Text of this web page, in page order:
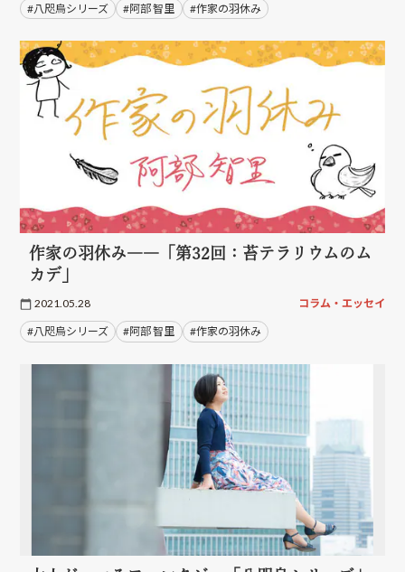
#八咫烏シリーズ #阿部 智里 #作家の羽休み
作家の羽休み――「第32回：苔テラリウムのム
カデ」
2021.05.28 コラム・エッセイ
#八咫烏シリーズ #阿部 智里 #作家の羽休み